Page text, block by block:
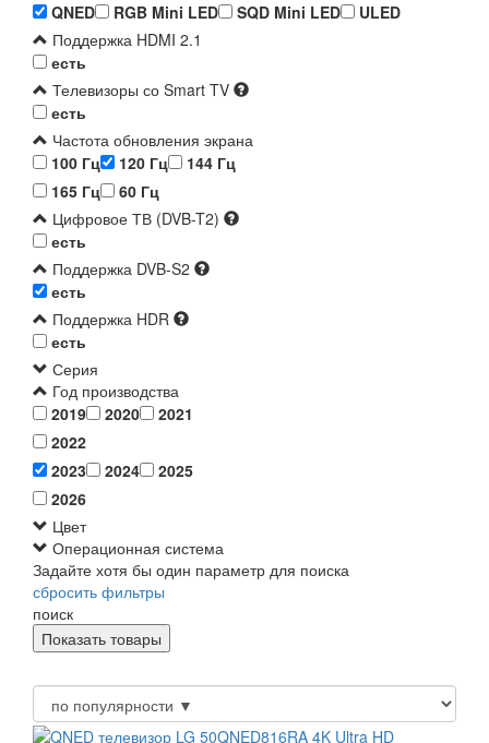
QNED
RGB Mini LED SQD Mini LED
ULED
Поддержка HDMI 2.1
есть
Телевизоры со Smart TV
есть
Частота обновления экрана
100 Гц
120 Гц
144 Гц
165 Гц
60 Гц
Цифровое ТВ (DVB-T2)
есть
Поддержка DVB-S2
есть
Поддержка HDR
есть
Серия
Год производства
2019
2020
2021
2022
2023
2024
2025
2026
Цвет
Операционная система
Задайте хотя бы один параметр для поиска
сбросить фильтры
поиск